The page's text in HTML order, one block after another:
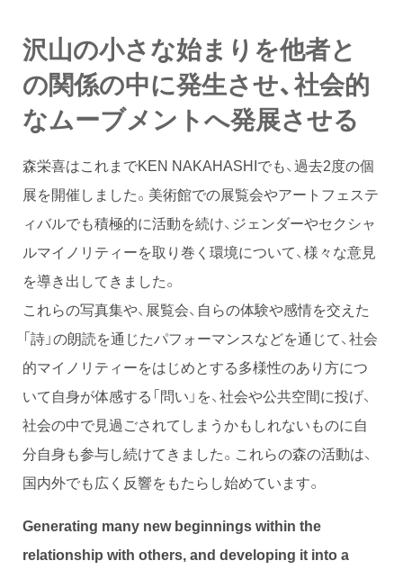
沢山の小さな始まりを他者と
の関係の中に発生させ、社会的
なムーブメントへ発展させる
森栄喜はこれまでKEN NAKAHASHIでも、過去2度の個
展を開催しました。美術館での展覧会やアートフェステ
ィバルでも積極的に活動を続け、ジェンダーやセクシャ
ルマイノリティーを取り巻く環境について、様々な意見
を導き出してきました。
これらの写真集や、展覧会、自らの体験や感情を交えた
「詩」の朗読を通じたパフォーマンスなどを通じて、社会
的マイノリティーをはじめとする多様性のあり方につ
いて自身が体感する「問い」を、社会や公共空間に投げ、
社会の中で見過ごされてしまうかもしれないものに自
分自身も参与し続けてきました。これらの森の活動は、
国内外でも広く反響をもたらし始めています。
Generating many new beginnings within the
relationship with others, and developing it into a